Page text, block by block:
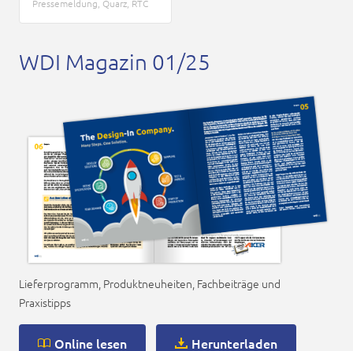
Pressemeldung, Quarz, RTC
WDI Magazin 01/25
Lieferprogramm, Produktneuheiten, Fachbeiträge und
Praxistipps
Online lesen Herunterladen